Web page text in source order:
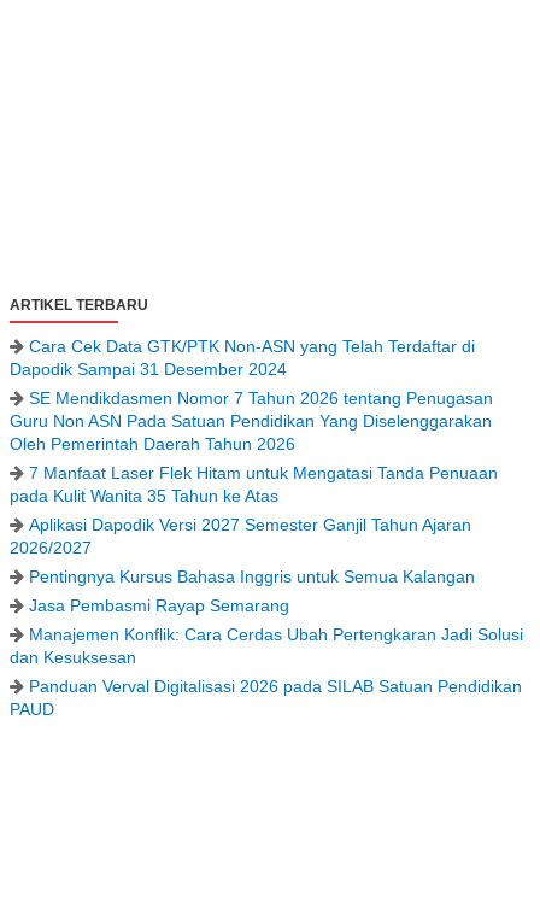
ARTIKEL TERBARU
Cara Cek Data GTK/PTK Non-ASN yang Telah Terdaftar di
Dapodik Sampai 31 Desember 2024
SE Mendikdasmen Nomor 7 Tahun 2026 tentang Penugasan
Guru Non ASN Pada Satuan Pendidikan Yang Diselenggarakan
Oleh Pemerintah Daerah Tahun 2026
7 Manfaat Laser Flek Hitam untuk Mengatasi Tanda Penuaan
pada Kulit Wanita 35 Tahun ke Atas
Aplikasi Dapodik Versi 2027 Semester Ganjil Tahun Ajaran
2026/2027
Pentingnya Kursus Bahasa Inggris untuk Semua Kalangan
Jasa Pembasmi Rayap Semarang
Manajemen Konflik: Cara Cerdas Ubah Pertengkaran Jadi Solusi
dan Kesuksesan
Panduan Verval Digitalisasi 2026 pada SILAB Satuan Pendidikan
PAUD